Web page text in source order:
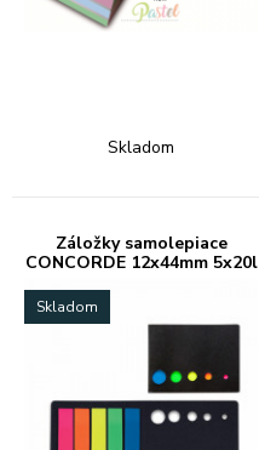
Skladom
Záložky samolepiace
CONCORDE 12x44mm 5x20l
Skladom